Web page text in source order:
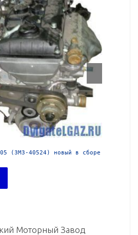
(ЗМЗ-40524) новый в сборе
Моторный Завод